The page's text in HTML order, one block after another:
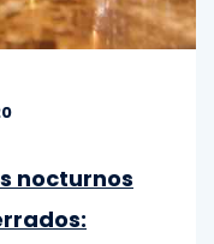
nocturnos